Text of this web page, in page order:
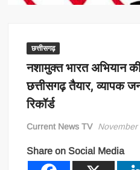
छत्तीसगढ़
नशामुक्त भारत अभियान की
छत्तीसगढ़ तैयार, व्यापक
रिकॉर्ड
Current News TV
Share on Social Media